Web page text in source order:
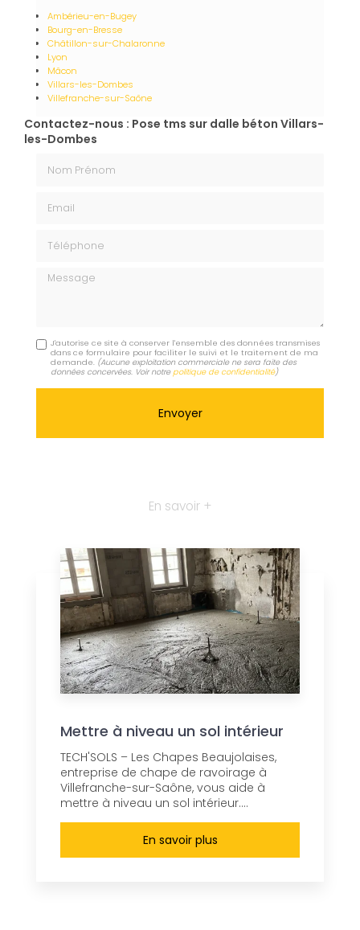
Ambérieu-en-Bugey
Bourg-en-Bresse
Châtillon-sur-Chalaronne
Lyon
Mâcon
Villars-les-Dombes
Villefranche-sur-Saône
Contactez-nous : Pose tms sur dalle béton Villars-
les-Dombes
Message
J'autorise ce site à conserver l'ensemble des données transmises
dans ce formulaire pour faciliter le suivi et le traitement de ma
demande. (Aucune exploitation commerciale ne sera faite des
données concervées. Voir notrepolitique de confidentialité)
En savoir +
Mettre à niveau un sol intérieur
TECH'SOLS – Les Chapes Beaujolaises,
entreprise de chape de ravoirage à
Villefranche-sur-Saône, vous aide à
mettre à niveau un sol intérieur....
En savoir plus